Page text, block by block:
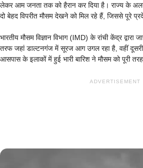
लेकर आम जनता तक को हैरान कर दिया है। राज्य के
दो बेहद विपरीत मौसम देखने को मिल रहे हैं, जिससे पूरे
भारतीय मौसम विज्ञान विभाग (IMD) के रांची केंद्र
तरफ जहां डाल्टनगंज में सूरज आग उगल रहा है, वहीं
आसपास के इलाकों में हुई भारी बारिश ने मौसम को पूरी
ADVERTISEMENT